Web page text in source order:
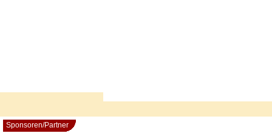
Sponsoren/Partner